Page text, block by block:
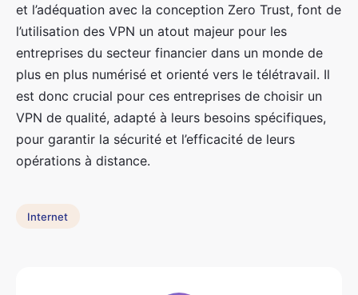
et l’adéquation avec la conception Zero Trust, font de
l’utilisation des VPN un atout majeur pour les
entreprises du secteur financier dans un monde de
plus en plus numérisé et orienté vers le télétravail. Il
est donc crucial pour ces entreprises de choisir un
VPN de qualité, adapté à leurs besoins spécifiques,
pour garantir la sécurité et l’efficacité de leurs
opérations à distance.
Internet